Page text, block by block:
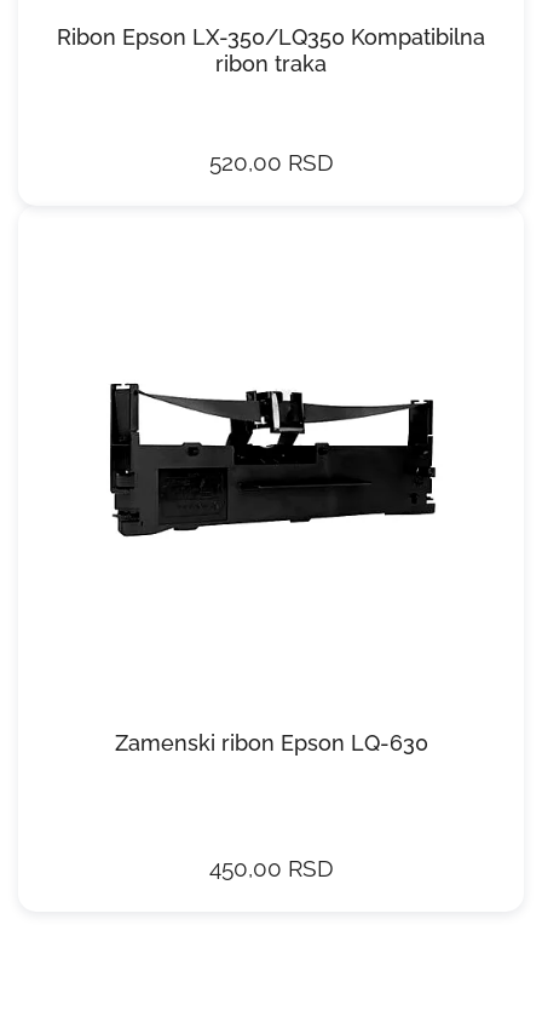
Ribon Epson LX-350/LQ350 Kompatibilna
ribon traka
520,00 RSD
Zamenski ribon Epson LQ-630
450,00 RSD